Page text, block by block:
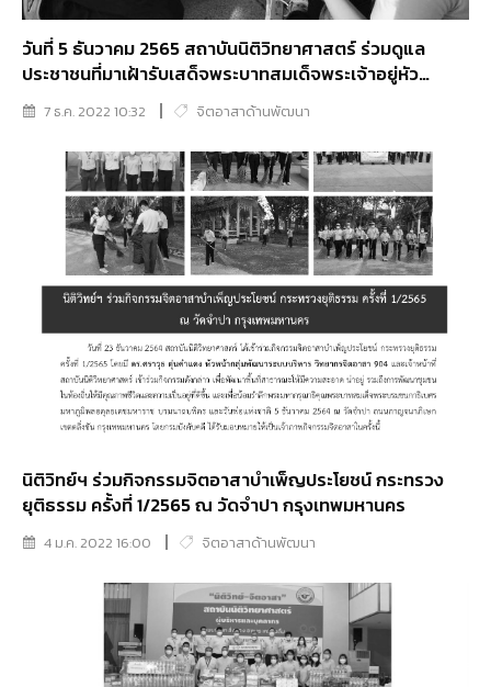
วันที่ 5 ธันวาคม 2565 สถาบันนิติวิทยาศาสตร์ ร่วมดูแล
ประชาชนที่มาเฝ้ารับเสด็จพระบาทสมเด็จพระเจ้าอยู่หัว
สมเด็จพระนางเจ้าพระบรมราชินี และพระบรมวงศานุวงศ์ ณ
พระที่นั่งอมรินทรวินิจฉัย ในพระบรมมหาราชวัง เขตพระนคร
กรุงเทพมหานคร
7 ธ.ค. 2022 10:32 จิตอาสาด้านพัฒนา
นิติวิทย์ฯ ร่วมกิจกรรมจิตอาสาบำเพ็ญประโยชน์ กระทรวง
ยุติธรรม ครั้งที่ 1/2565 ณ วัดจำปา กรุงเทพมหานคร
4 ม.ค. 2022 16:00 จิตอาสาด้านพัฒนา